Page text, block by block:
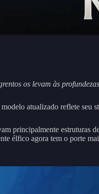
os levam às
atualizado reflete seu
principalmente estruturas
élfico agora tem o porte